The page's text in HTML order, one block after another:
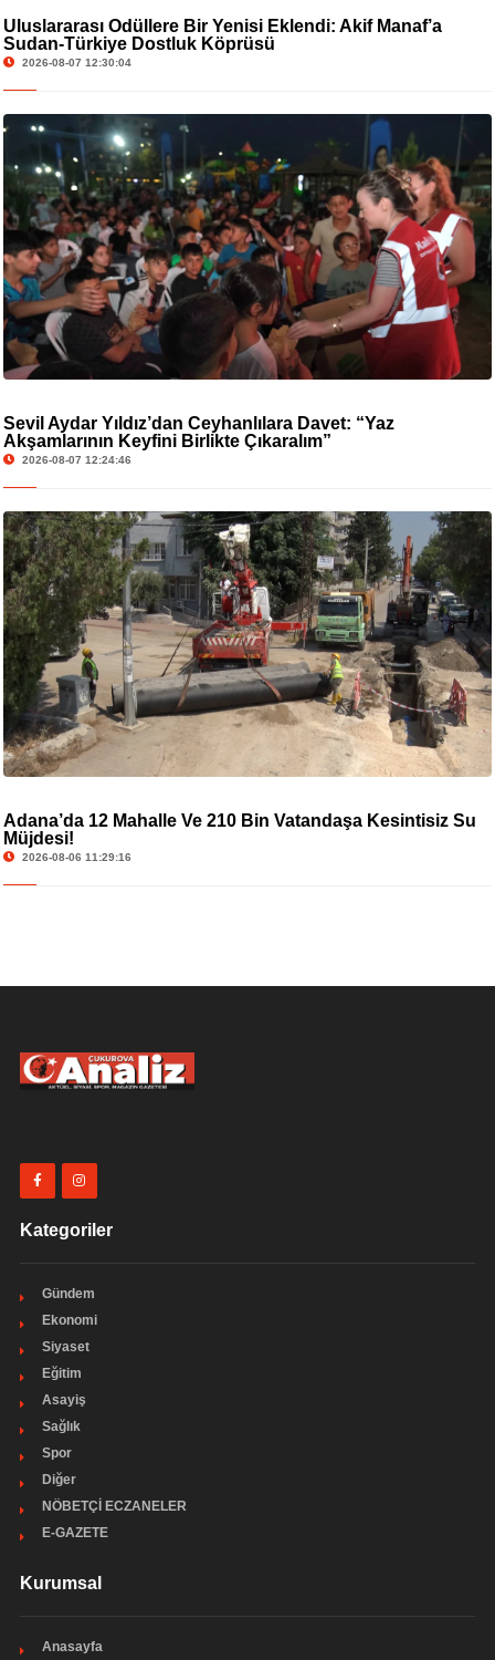
Uluslararası Ödüllere Bir Yenisi Eklendi: Akif Manaf’a
Sudan-Türkiye Dostluk Köprüsü
2026-08-07 12:30:04
Sevil Aydar Yıldız’dan Ceyhanlılara Davet: “Yaz
Akşamlarının Keyfini Birlikte Çıkaralım”
2026-08-07 12:24:46
Adana’da 12 Mahalle Ve 210 Bin Vatandaşa Kesintisiz Su
Müjdesi!
2026-08-06 11:29:16
Kategoriler
Gündem
Ekonomi
Siyaset
Eğitim
Asayiş
Sağlık
Spor
Diğer
NÖBETÇİ ECZANELER
E-GAZETE
Kurumsal
Anasayfa